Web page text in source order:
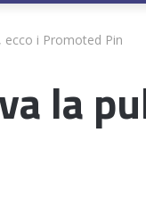
ecco i Promoted Pin
la